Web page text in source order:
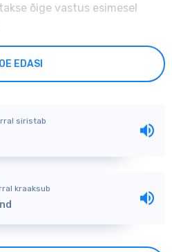
õige vastus esimesel
uusi teadmisi Eesti-Vene
siis vali
korral proovida uuesti.
jõudu katsuda, siis vali
EDASI
siristab
kraaksub